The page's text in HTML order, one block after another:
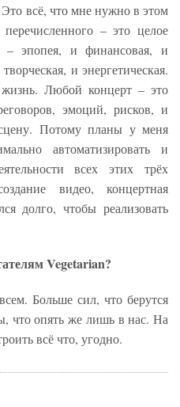
всё, что мне нужно в этом
– это целое
– эпопея, и финансовая, и
и энергетическая.
Любой концерт – это
эмоций, рисков, и
Потому планы у меня
автоматизировать и
всех этих трёх
видео, концертная
долго, чтобы реализовать
Vegetarian?
Больше сил, что берутся
что опять же лишь в нас. На
всё что, угодно.